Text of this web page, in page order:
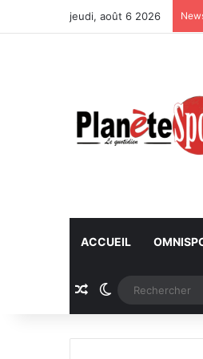
jeudi, août 6 2026
ACCUEIL
Article Aléatoire
Switch skin